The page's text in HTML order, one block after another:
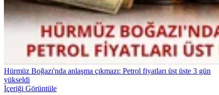
Hürmüz Boğazı'nda anlaşma çıkmazı: Petrol fiyatları üst üste 3 gün
yükseldi
İçeriği Görüntüle